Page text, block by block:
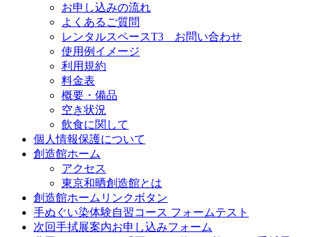
お申し込みの流れ
よくあるご質問
レンタルスペースT3 お問い合わせ
使用例イメージ
利用規約
料金表
概要・備品
空き状況
飲食に関して
個人情報保護について
創造館ホーム
アクセス
東京和晒創造館とは
創造館ホームリンクボタン
手ぬぐい染体験自習コース フォームテスト
次回手拭展案内お申し込みフォーム